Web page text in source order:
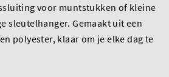
voor muntstukken of kleine
sleutelhanger. Gemaakt uit een
polyester, klaar om je elke dag te